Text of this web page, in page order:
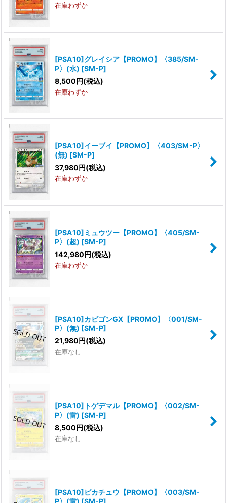
在庫わずか
[PSA10]グレイシア【PROMO】〈385/SM-
P〉(水) [SM-P]
8,500円(税込)
在庫わずか
[PSA10]イーブイ【PROMO】〈403/SM-P〉
(無) [SM-P]
37,980円(税込)
在庫わずか
[PSA10]ミュウツー【PROMO】〈405/SM-
P〉(超) [SM-P]
142,980円(税込)
在庫わずか
[PSA10]カビゴンGX【PROMO】〈001/SM-
P〉(無) [SM-P]
21,980円(税込)
在庫なし
[PSA10]トゲデマル【PROMO】〈002/SM-
P〉(雷) [SM-P]
8,500円(税込)
在庫なし
[PSA10]ピカチュウ【PROMO】〈003/SM-